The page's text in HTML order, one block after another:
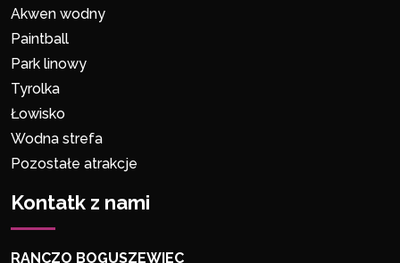
Akwen wodny
Paintball
Park linowy
Tyrolka
Łowisko
Wodna strefa
Pozostałe atrakcje
Kontatk z nami
RANCZO BOGUSZEWIEC